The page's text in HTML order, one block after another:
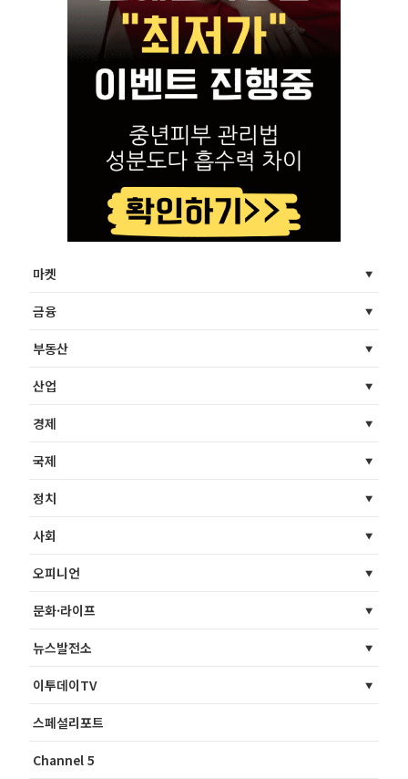
마켓
금융
부동산
산업
경제
국제
정치
사회
오피니언
문화·라이프
뉴스발전소
이투데이TV
스페셜리포트
Channel 5